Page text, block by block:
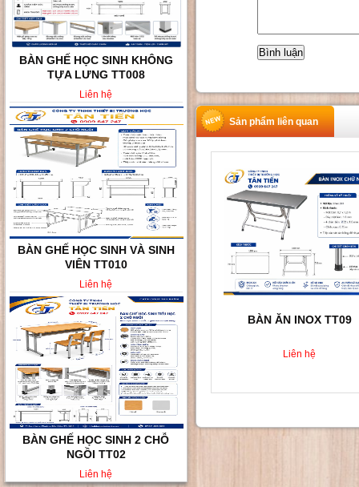
BÀN GHẾ HỌC SINH KHÔNG
TỰA LƯNG TT008
Liên hệ
BÀN GHẾ HỌC SINH VÀ SINH
VIÊN TT010
Liên hệ
BÀN GHẾ HỌC SINH 2 CHỖ
NGỒI TT02
Liên hệ
Sản phẩm liên quan
BÀN ĂN INOX TT09
Liên hệ